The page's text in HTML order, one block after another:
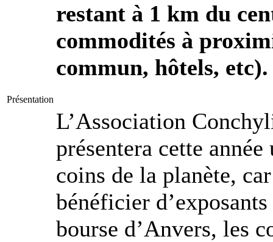
Présentation
restant à 1 km du
commodités à
commun, hôtels, etc).
L’Association
présentera cette
coins de la planète,
bénéficier
bourse d’Anvers, les